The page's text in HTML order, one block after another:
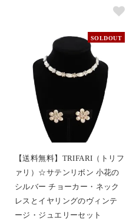
SOLDOUT
【送料無料】TRIFARI（トリフ
ァリ）☆サテンリボン 小花の
シルバー チョーカー・ネック
レスとイヤリングのヴィンテ
ージ・ジュエリーセット